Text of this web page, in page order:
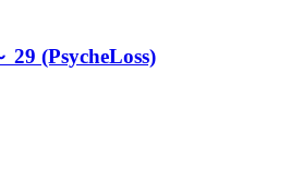
29 (PsycheLoss)